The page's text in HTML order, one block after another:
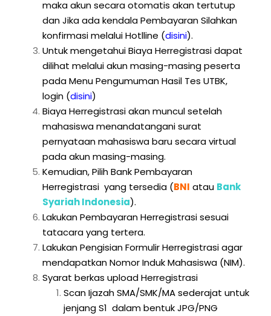
maka akun secara otomatis akan tertutup
dan Jika ada kendala Pembayaran Silahkan
konfirmasi melalui Hotlline (disini).
Untuk mengetahui Biaya Herregistrasi dapat
dilihat melalui akun masing-masing peserta
pada Menu Pengumuman Hasil Tes UTBK,
login (disini)
Biaya Herregistrasi akan muncul setelah
mahasiswa menandatangani surat
pernyataan mahasiswa baru secara virtual
pada akun masing-masing.
Kemudian, Pilih Bank Pembayaran
Herregistrasi yang tersedia (BNI atau Bank
Syariah Indonesia).
Lakukan Pembayaran Herregistrasi sesuai
tatacara yang tertera.
Lakukan Pengisian Formulir Herregistrasi agar
mendapatkan Nomor Induk Mahasiswa (NIM).
Syarat berkas upload Herregistrasi
Scan Ijazah SMA/SMK/MA sederajat untuk
jenjang S1 dalam bentuk JPG/PNG